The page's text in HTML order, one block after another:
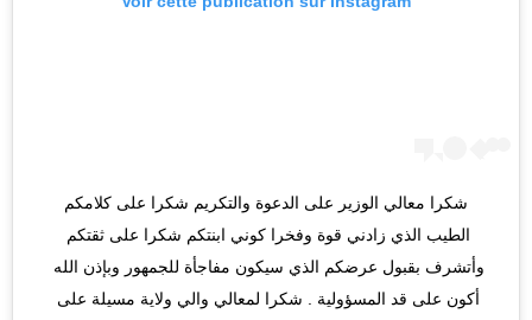
شكرا معالي الوزير على الدعوة والتكريم شكرا على كلامكم
الطيب الذي زادني قوة وفخرا كوني ابنتكم شكرا على ثقتكم
وأتشرف بقبول عرضكم الذي سيكون مفاجأة للجمهور وبإذن الله
أكون على قد المسؤولية . شكرا لمعالي والي ولاية مسيلة على